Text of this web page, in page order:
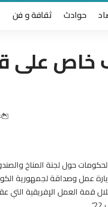
حوادث ثقافة و فن
خاص
حول لجنة المناخ
قمة العمل الإفريقية